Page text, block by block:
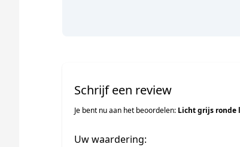
Schrijf een review
Je bent nu aan het beoordelen: Licht grijs ronde
Uw waardering: